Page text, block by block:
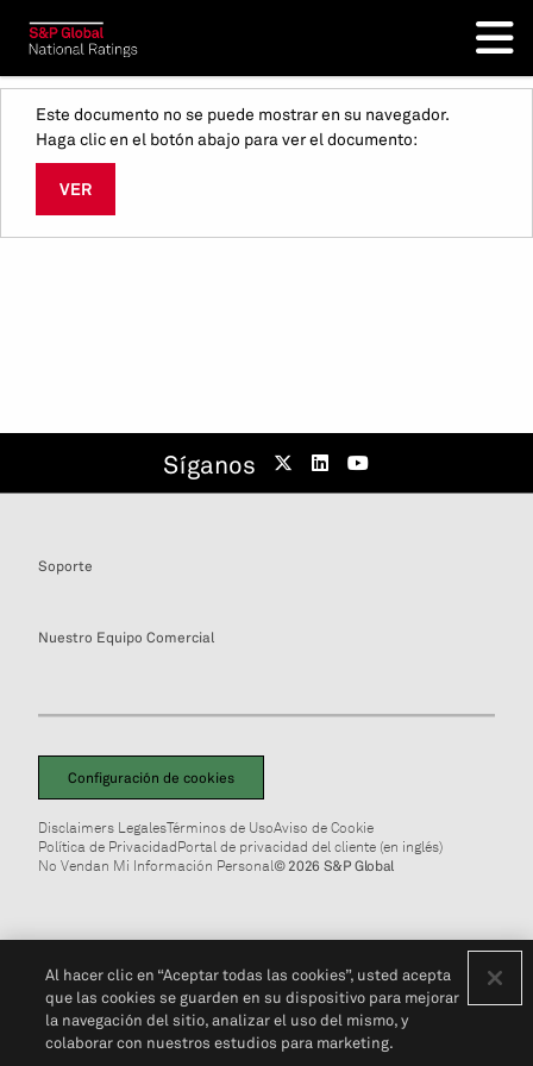
Este documento no se puede mostrar en su navegador.
Haga clic en el botón abajo para ver el documento:
VER
Síganos
Soporte
Nuestro Equipo Comercial
Configuración de cookies
Disclaimers LegalesTérminos de UsoAviso de Cookie
Política de PrivacidadPortal de privacidad del cliente (en inglés)
No Vendan Mi Información Personal© 2026 S&P Global
Al hacer clic en “Aceptar todas las cookies”, usted acepta
que las cookies se guarden en su dispositivo para mejorar
la navegación del sitio, analizar el uso del mismo, y
colaborar con nuestros estudios para marketing.